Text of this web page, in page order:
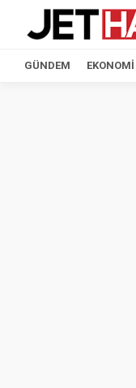
GÜNDEM EKONOMI